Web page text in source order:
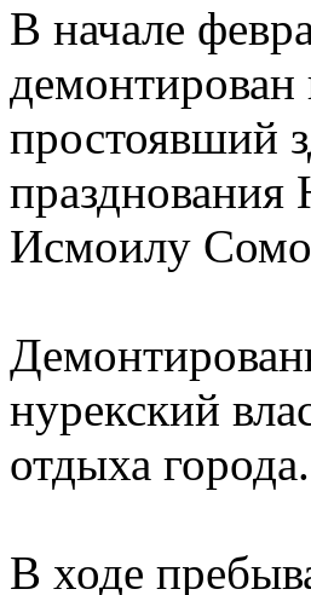
В начале
простоявший
празднования
Исмоилу
нурекский
отдыха города.
В ходе